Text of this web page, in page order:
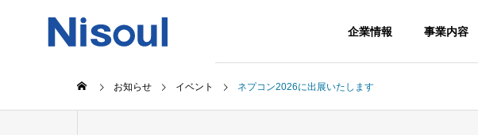
企業情報 事業内容
お知らせ イベント ネプコン2026に出展いたします